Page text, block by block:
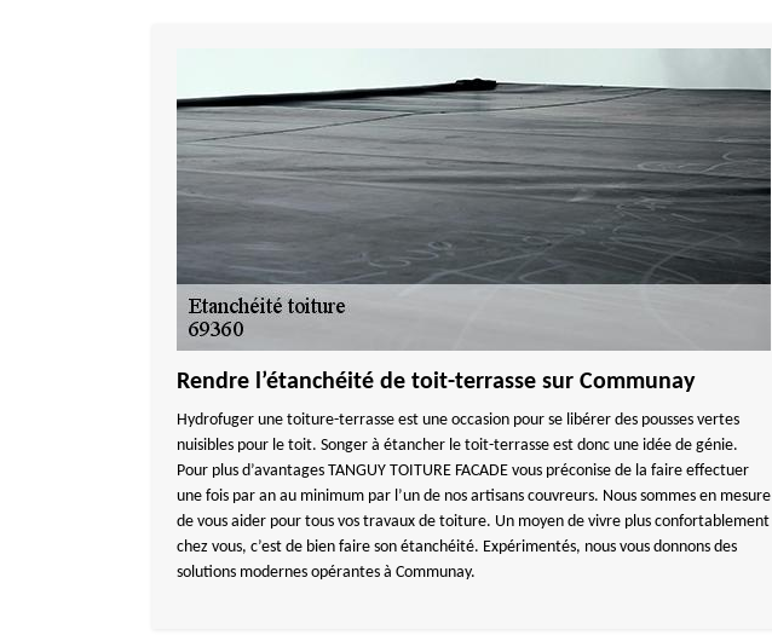
Rendre l’étanchéité de toit-terrasse sur Communay
Hydrofuger une toiture-terrasse est une occasion pour se libérer des pousses vertes
nuisibles pour le toit. Songer à étancher le toit-terrasse est donc une idée de génie.
Pour plus d’avantages TANGUY TOITURE FACADE vous préconise de la faire effectuer
une fois par an au minimum par l’un de nos artisans couvreurs. Nous sommes en mesure
de vous aider pour tous vos travaux de toiture. Un moyen de vivre plus confortablement
chez vous, c’est de bien faire son étanchéité. Expérimentés, nous vous donnons des
solutions modernes opérantes à Communay.